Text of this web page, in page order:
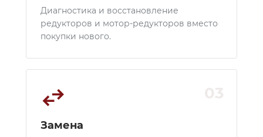
Диагностика и восстановление
редукторов и мотор-редукторов вместо
покупки нового.
swap_horiz
Замена